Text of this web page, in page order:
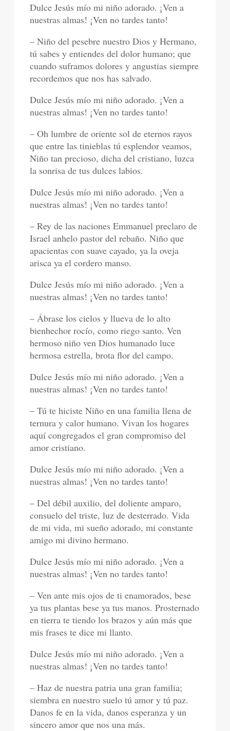
Dulce Jesús mío mi niño adorado. ¡Ven a
nuestras almas! ¡Ven no tardes tanto!
– Niño del pesebre nuestro Dios y Hermano,
tú sabes y entiendes del dolor humano; que
cuando suframos dolores y angustias siempre
recordemos que nos has salvado.
Dulce Jesús mío mi niño adorado. ¡Ven a
nuestras almas! ¡Ven no tardes tanto!
– Oh lumbre de oriente sol de eternos rayos
que entre las tinieblas tú esplendor veamos,
Niño tan precioso, dicha del cristiano, luzca
la sonrisa de tus dulces labios.
Dulce Jesús mío mi niño adorado. ¡Ven a
nuestras almas! ¡Ven no tardes tanto!
– Rey de las naciones Emmanuel preclaro de
Israel anhelo pastor del rebaño. Niño que
apacientas con suave cayado, ya la oveja
arisca ya el cordero manso.
Dulce Jesús mío mi niño adorado. ¡Ven a
nuestras almas! ¡Ven no tardes tanto!
– Ábrase los cielos y llueva de lo alto
bienhechor rocío, como riego santo. Ven
hermoso niño ven Dios humanado luce
hermosa estrella, brota flor del campo.
Dulce Jesús mío mi niño adorado. ¡Ven a
nuestras almas! ¡Ven no tardes tanto!
– Tú te hiciste Niño en una familia llena de
ternura y calor humano. Vivan los hogares
aquí congregados el gran compromiso del
amor cristiano.
Dulce Jesús mío mi niño adorado. ¡Ven a
nuestras almas! ¡Ven no tardes tanto!
– Del débil auxilio, del doliente amparo,
consuelo del triste, luz de desterrado. Vida
de mi vida, mi sueño adorado, mi constante
amigo mi divino hermano.
Dulce Jesús mío mi niño adorado. ¡Ven a
nuestras almas! ¡Ven no tardes tanto!
– Ven ante mis ojos de ti enamorados, bese
ya tus plantas bese ya tus manos. Prosternado
en tierra te tiendo los brazos y aún más que
mis frases te dice mi llanto.
Dulce Jesús mío mi niño adorado. ¡Ven a
nuestras almas! ¡Ven no tardes tanto!
– Haz de nuestra patria una gran familia;
siembra en nuestro suelo tú amor y tú paz.
Danos fe en la vida, danos esperanza y un
sincero amor que nos una más.